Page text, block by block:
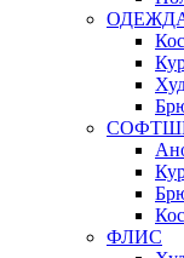
ФЛИС